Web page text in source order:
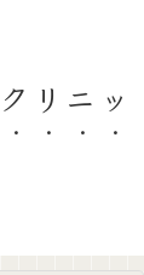
リニッ